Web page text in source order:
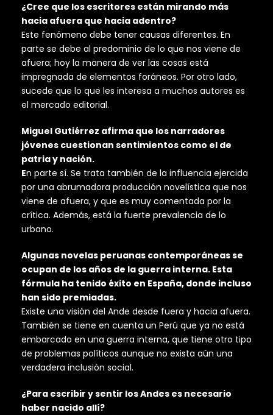
¿Cree que los escritores están mirando más
hacia afuera que hacia adentro?
Este fenómeno debe tener causas diferentes. En
parte se debe al predominio de lo que nos viene de
afuera; hoy la manera de ver las cosas está
impregnada de elementos foráneos. Por otro lado,
sucede que lo que les interesa a muchos autores es
el mercado editorial.
Miguel Gutiérrez afirma que los narradores
jóvenes cuestionan sentimientos como el de
patria y nación.
En parte sí. Se trata también de la influencia ejercida
por una abrumadora producción novelística que nos
viene de afuera, y que es muy comentada por la
crítica. Además, está la fuerte prevalencia de lo
urbano.
Algunas novelas peruanas contemporáneas se
ocupan de los años de la guerra interna. Esta
fórmula ha tenido éxito en España, donde incluso
han sido premiadas.
Existe una visión del Ande desde fuera y hacia afuera.
También se tiene en cuenta un Perú que ya no está
embarcado en una guerra interna, que tiene otro tipo
de problemas políticos aunque no exista aún una
verdadera inclusión social.
¿Para escribir y sentir los Andes es necesario
haber nacido allí?